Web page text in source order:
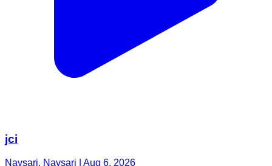
jci
Navsari, Navsari | Aug 6, 2026